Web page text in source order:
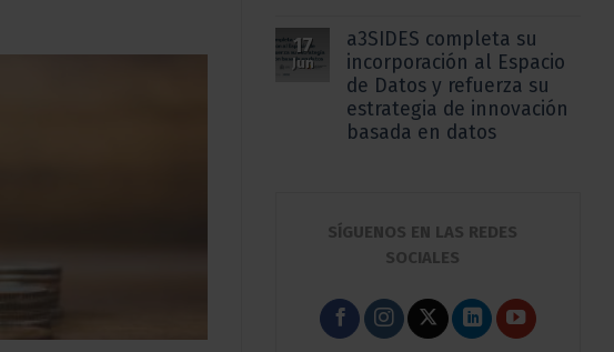
17
Jun
a3SIDES completa su
incorporación al Espacio
de Datos y refuerza su
estrategia de innovación
basada en datos
SÍGUENOS EN LAS REDES
SOCIALES